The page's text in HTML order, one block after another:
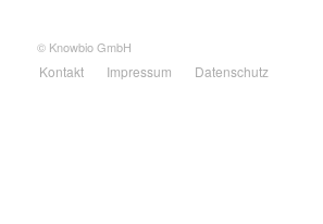
© Knowbio GmbH
Kontakt Impressum Datenschutz